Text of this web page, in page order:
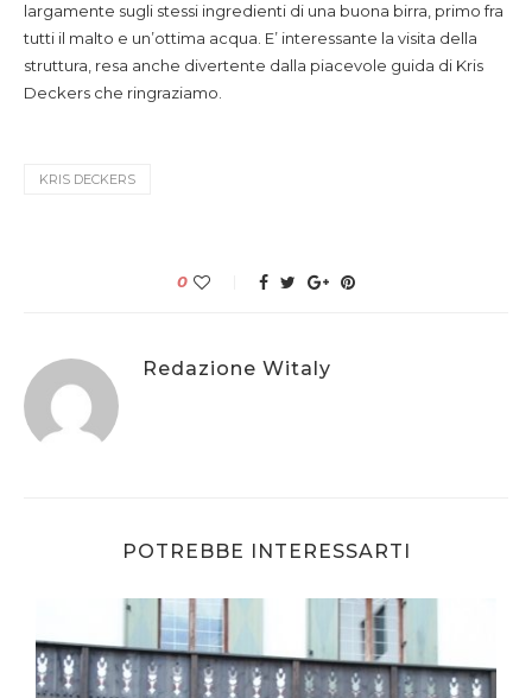
largamente sugli stessi ingredienti di una buona birra, primo fra
tutti il malto e un’ottima acqua. E’ interessante la visita della
struttura, resa anche divertente dalla piacevole guida di Kris
Deckers che ringraziamo.
KRIS DECKERS
0
Redazione Witaly
POTREBBE INTERESSARTI